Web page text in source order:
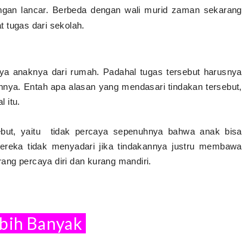
lancar. Berbeda dengan wali murid zaman sekarang
tugas dari sekolah.
anaknya dari rumah. Padahal tugas tersebut harusnya
Entah apa alasan yang mendasari tindakan tersebut,
itu.
yaitu tidak percaya sepenuhnya bahwa anak bisa
tidak menyadari jika tindakannya justru membawa
percaya diri dan kurang mandiri.
Banyak